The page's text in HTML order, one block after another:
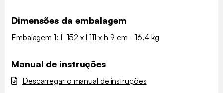
Dimensões da embalagem
Embalagem 1: L 152 x l 111 x h 9 cm - 16.4 kg
Manual de instruções
Descarregar o manual de instruções